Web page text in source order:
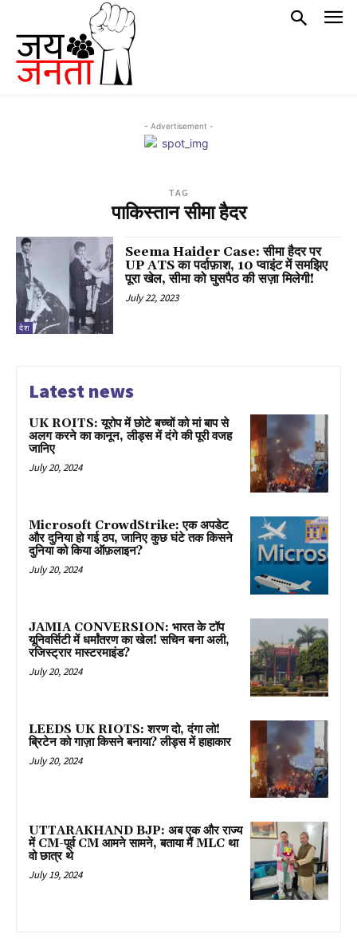
- Advertisement -
TAG
पाकिस्तान सीमा हैदर
देश
Seema Haider Case: सीमा हैदर पर
UP ATS का पर्दाफ़ाश, 10 प्वाइंट में समझिए
पूरा खेल, सीमा को घुसपैठ की सज़ा मिलेगी!
July 22, 2023
Latest news
UK ROITS: यूरोप में छोटे बच्चों को मां बाप से
अलग करने का कानून, लीड्स में दंगे की पूरी वजह
जानिए
July 20, 2024
Microsoft CrowdStrike: एक अपडेट
और दुनिया हो गई ठप, जानिए कुछ घंटे तक किसने
दुनिया को किया ऑफ़लाइन?
July 20, 2024
JAMIA CONVERSION: भारत के टॉप
यूनिवर्सिटी में धर्मांतरण का खेल! सचिन बना अली,
रजिस्ट्रार मास्टरमाइंड?
July 20, 2024
LEEDS UK RIOTS: शरण दो, दंगा लो!
ब्रिटेन को गाज़ा किसने बनाया? लीड्स में हाहाकार
July 20, 2024
UTTARAKHAND BJP: अब एक और राज्य
में CM-पूर्व CM आमने सामने, बताया मैं MLC था
वो छात्र थे
July 19, 2024